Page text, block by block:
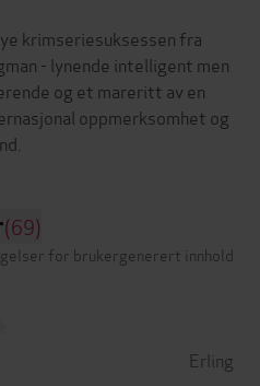
krimseriesuksessen fra
- lynende intelligent men
og et mareritt av en
oppmerksomhet og
(69)
for brukergenerert innhold
Erling